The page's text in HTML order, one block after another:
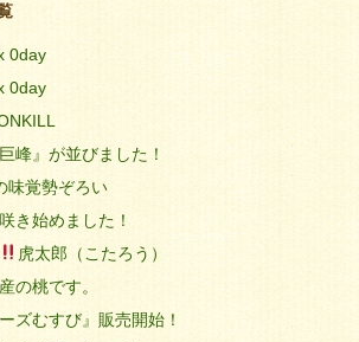
0day
0day
峰』が並びました！
味覚勢ぞろい
き始めました！
虎太郎（こたろう）
の桃です。
ズむすび』販売開始！